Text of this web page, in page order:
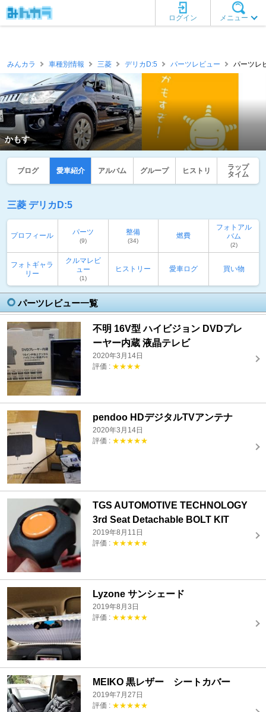
メニュー
ログイン
みんカラ 車種別情報 三菱 デリカD:5 パーツレビュー パーツレ
かもす
ブログ 愛車紹介 アルバム グループ ヒストリ
ラップ
タイム
三菱 デリカD:5
プロフィール パーツ
(9)
整備
(34)
燃費
フォトアル
バム
(2)
フォトギャラ
リー
クルマレビ
ュー
(1)
ヒストリー 愛車ログ 買い物
パーツレビュー一覧
不明 16V型 ハイビジョン DVDプレ
ーヤー内蔵 液晶テレビ
2020年3月14日
評価 : ★★★★
pendoo HDデジタルTVアンテナ
2020年3月14日
評価 : ★★★★★
TGS AUTOMOTIVE TECHNOLOGY
3rd Seat Detachable BOLT KIT
2019年8月11日
評価 : ★★★★★
Lyzone サンシェード
2019年8月3日
評価 : ★★★★★
MEIKO 黒レザー シートカバー
2019年7月27日
評価 : ★★★★★